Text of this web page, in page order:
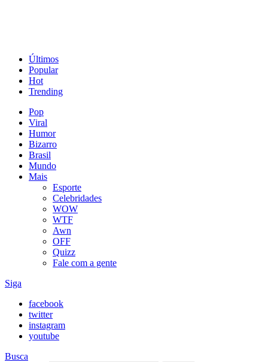
Últimos
Popular
Hot
Trending
Pop
Viral
Humor
Bizarro
Brasil
Mundo
Mais
Esporte
Celebridades
WOW
WTF
Awn
OFF
Quizz
Fale com a gente
Siga
facebook
twitter
instagram
youtube
Busca